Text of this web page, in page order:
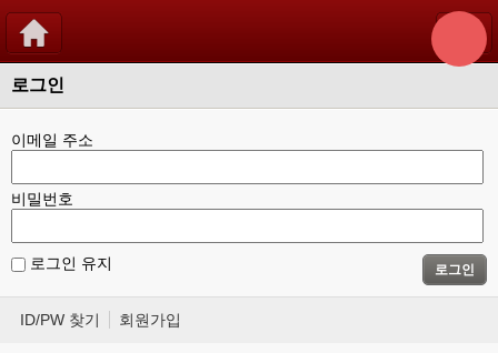
로그인
이메일 주소
비밀번호
로그인 유지 로그인
ID/PW 찾기 회원가입